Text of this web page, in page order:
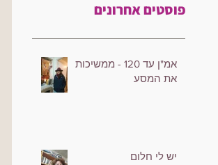
פוסטים אחרונים
אמ"ן עד 120 - ממשיכות
את המסע
יש לי חלום